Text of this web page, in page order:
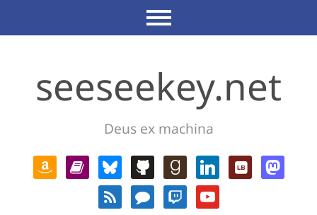
seeseekey.net
Deus ex machina